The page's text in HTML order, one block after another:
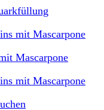
mit Mascarpone
Mascarpone
mit Mascarpone